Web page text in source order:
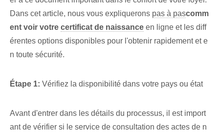
Dans cet article, nous vous expliquerons pas à pascomm
ent voir votre certificat de naissance en ligne et les diff
érentes options disponibles pour l'obtenir⁤ rapidement et e
n toute sécurité.
Étape 1: Vérifiez la disponibilité dans votre pays ou état
Avant d'entrer dans les détails du processus, il est import
ant de vérifier si le service de consultation des actes de n